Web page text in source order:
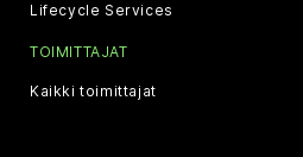
Lifecycle Services
TOIMITTAJAT
Kaikki toimittajat